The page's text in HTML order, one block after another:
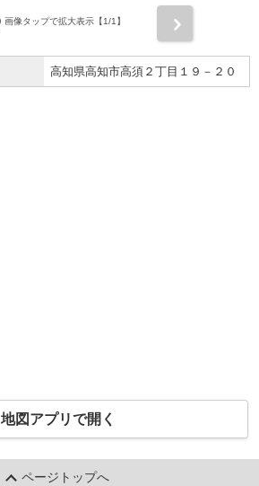
画像タップで拡大表示【1/1】
高知県高知市高須２丁目１９－２０
地図アプリで開く
ページトップへ